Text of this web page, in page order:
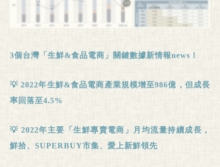
3個台灣「生鮮&食品電商」關鍵數據新情報news ！
💡2022年生鮮&食品電商產業規模增至986億，但成長
率回落至4.5%
💡 2022年主要「生鮮專賣電商」月均流量持續成長，
鮮拾、 SUPERBUY市集、愛上新鮮領先